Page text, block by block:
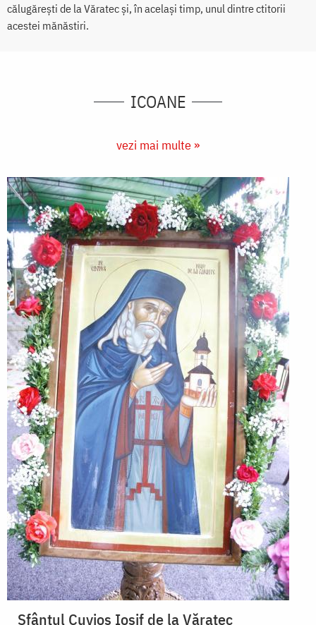
călugărești de la Văratec și, în același timp, unul dintre ctitorii
acestei mănăstiri.
ICOANE
vezi mai multe »
Sfântul Cuvios Iosif de la Văratec